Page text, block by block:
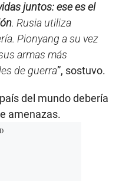
juntos: ese es el
. Rusia utiliza
Pionyang a su vez
armas más
de guerra”, sostuvo.
del mundo debería
amenazas.